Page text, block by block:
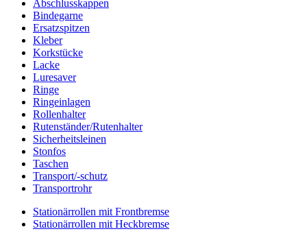
Abschlusskappen
Bindegarne
Ersatzspitzen
Kleber
Korkstücke
Lacke
Luresaver
Ringe
Ringeinlagen
Rollenhalter
Rutenständer/Rutenhalter
Sicherheitsleinen
Stonfos
Taschen
Transport/-schutz
Transportrohr
Stationärrollen mit Frontbremse
Stationärrollen mit Heckbremse